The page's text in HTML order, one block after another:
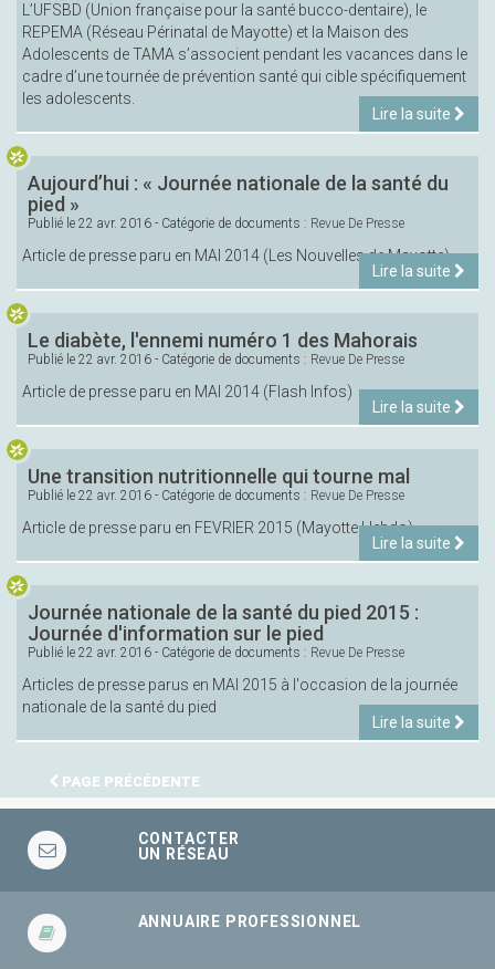
L’UFSBD (Union française pour la santé bucco-dentaire), le
REPEMA (Réseau Périnatal de Mayotte) et la Maison des
Adolescents de TAMA s’associent pendant les vacances dans le
cadre d’une tournée de prévention santé qui cible spécifiquement
les adolescents.
Lire la suite
Aujourd’hui : « Journée nationale de la santé du
pied »
Publié le 22 avr. 2016 - Catégorie de documents : Revue De Presse
Article de presse paru en MAI 2014 (Les Nouvelles de Mayotte)
Lire la suite
Le diabète, l'ennemi numéro 1 des Mahorais
Publié le 22 avr. 2016 - Catégorie de documents : Revue De Presse
Article de presse paru en MAI 2014 (Flash Infos)
Lire la suite
Une transition nutritionnelle qui tourne mal
Publié le 22 avr. 2016 - Catégorie de documents : Revue De Presse
Article de presse paru en FEVRIER 2015 (Mayotte Hebdo)
Lire la suite
Journée nationale de la santé du pied 2015 :
Journée d'information sur le pied
Publié le 22 avr. 2016 - Catégorie de documents : Revue De Presse
Articles de presse parus en MAI 2015 à l'occasion de la journée
nationale de la santé du pied
Lire la suite
PAGE PRÉCÉDENTE
CONTACTER
UN RÉSEAU
ANNUAIRE PROFESSIONNEL